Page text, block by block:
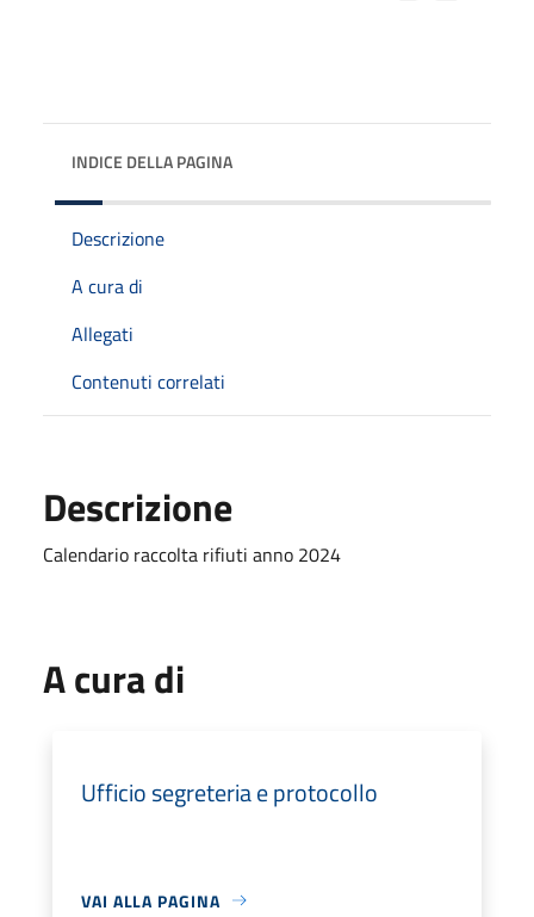
INDICE DELLA PAGINA
Descrizione
A cura di
Allegati
Contenuti correlati
Descrizione
Calendario raccolta rifiuti anno 2024
A cura di
Ufficio segreteria e protocollo
VAI ALLA PAGINA